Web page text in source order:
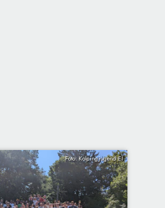
Foto: Kolpingjugend EI